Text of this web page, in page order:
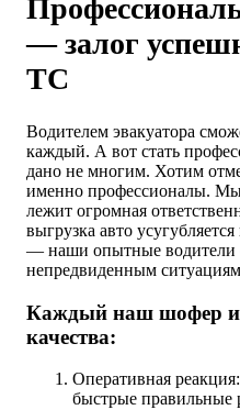
— залог
ТС
Водителем эвакуатора
каждый. А вот стать
дано не многим. Хотим
именно профессионалы.
лежит огромная
выгрузка авто
— наши опытные
непредвиденным
Каждый наш шофер
качества:
Оперативная
быстрые правильные